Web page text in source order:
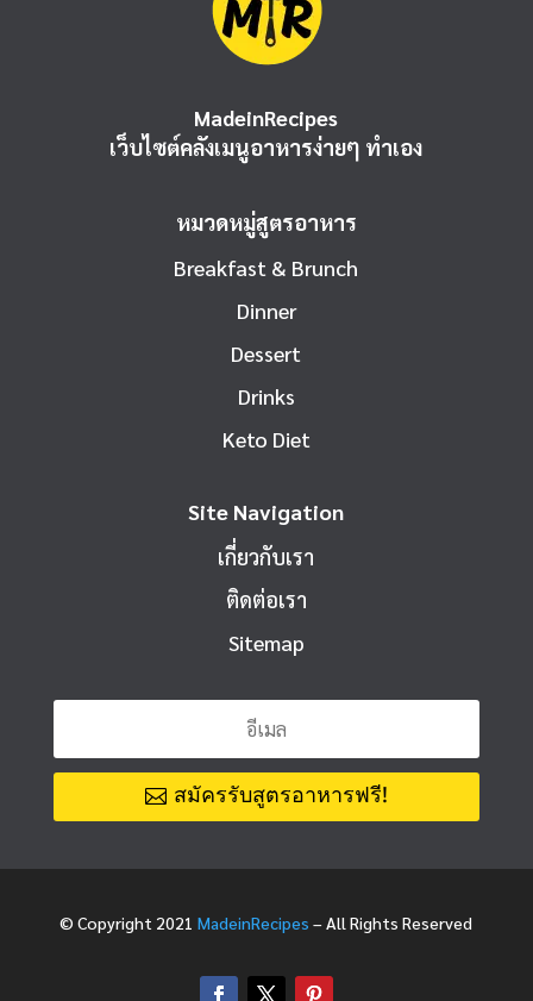
MadeinRecipes
เว็บไซต์คลังเมนูอาหารง่ายๆ ทำเอง
หมวดหมู่สูตรอาหาร
Breakfast & Brunch
Dinner
Dessert
Drinks
Keto Diet
Site Navigation
เกี่ยวกับเรา
ติดต่อเรา
Sitemap
สมัครรับสูตรอาหารฟรี!
© Copyright 2021MadeinRecipes – All Rights Reserved